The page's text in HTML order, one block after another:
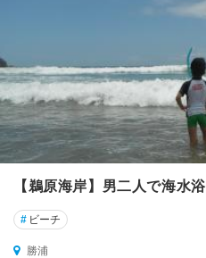
【鵜原海岸】男二人で海水浴
# ビーチ
勝浦